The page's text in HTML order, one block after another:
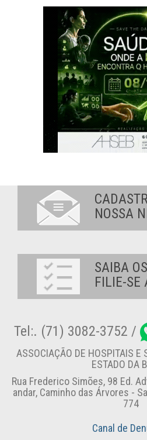
NOSSA
SAIBA
FILIE-SE
Tel:. (71) 3082-3752 /
ASSOCIAÇÃO DE HOSPITAIS E
ESTADO DA
Rua Frederico Simões, 98 Ed.
andar, Caminho das Árvores -
774
Canal de